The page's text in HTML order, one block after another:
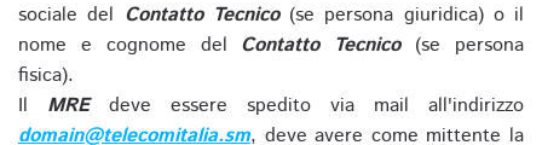
sociale del Contatto Tecnico(se persona giuridica) o il
nome e cognome del Contatto Tecnico(se persona
fisica).
Il MREdeve essere spedito via mail all'indirizzo
domain@telecomitalia.sm, deve avere come mittente la